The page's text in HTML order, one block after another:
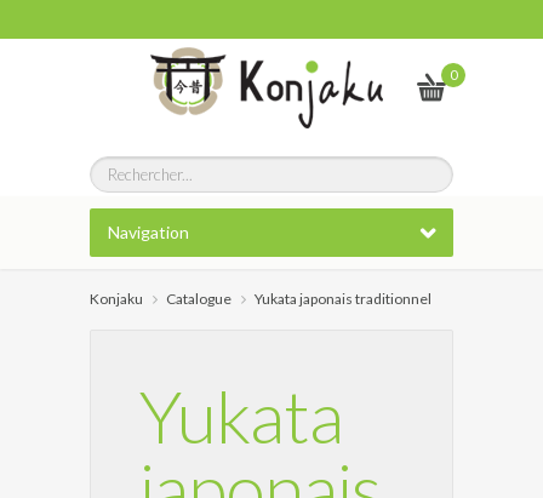
0
Navigation
Konjaku Catalogue Yukata japonais traditionnel
Yukata